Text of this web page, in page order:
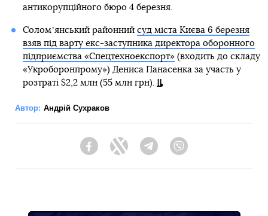
антикорупційного бюро 4 березня.
Соломʼянський районний суд міста Києва 6 березня
взяв під варту екс-заступника директора оборонного
підприємства «Спецтехноекспорт»(входить до складу
«Укроборонпрому») Дениса Панасенка за участь у
розтраті $2,2 млн (55 млн грн).
Автор: Андрій Сухраков
FacebookTwitter Telegram